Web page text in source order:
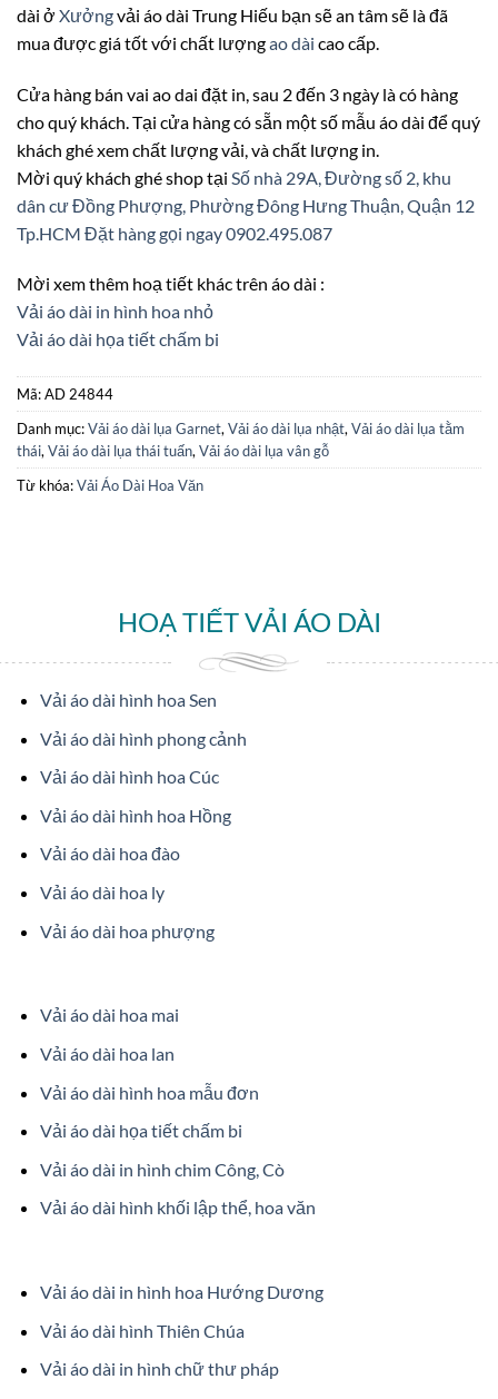
dài ở Xưởngvải áo dài Trung Hiếu bạn sẽ an tâm sẽ là đã
mua được giá tốt với chất lượngao dài cao cấp.
Cửa hàng bán vai ao dai đặt in, sau 2 đến 3 ngày là có hàng
cho quý khách. Tại cửa hàng có sẵn một số mẫu áo dài để quý
khách ghé xem chất lượng vải, và chất lượng in.
Mời quý khách ghé shop tại Số nhà 29A, Đường số 2, khu
dân cư Đồng Phượng, Phường Đông Hưng Thuận, Quận 12
Tp.HCM Đặt hàng gọi ngay 0902.495.087
Mời xem thêm hoạ tiết khác trên áo dài :
Vải áo dài in hình hoa nhỏ
Vải áo dài họa tiết chấm bi
Mã:AD 24844
Danh mục:Vải áo dài lụa Garnet,Vải áo dài lụa nhật,Vải áo dài lụa tằm
thái,Vải áo dài lụa thái tuấn,Vải áo dài lụa vân gỗ
Từ khóa:Vải Áo Dài Hoa Văn
HOẠ TIẾT VẢI ÁO DÀI
Vải áo dài hình hoa Sen
Vải áo dài hình phong cảnh
Vải áo dài hình hoa Cúc
Vải áo dài hình hoa Hồng
Vải áo dài hoa đào
Vải áo dài hoa ly
Vải áo dài hoa phượng
Vải áo dài hoa mai
Vải áo dài hoa lan
Vải áo dài hình hoa mẫu đơn
Vải áo dài họa tiết chấm bi
Vải áo dài in hình chim Công, Cò
Vải áo dài hình khối lập thể, hoa văn
Vải áo dài in hình hoa Hướng Dương
Vải áo dài hình Thiên Chúa
Vải áo dài in hình chữ thư pháp